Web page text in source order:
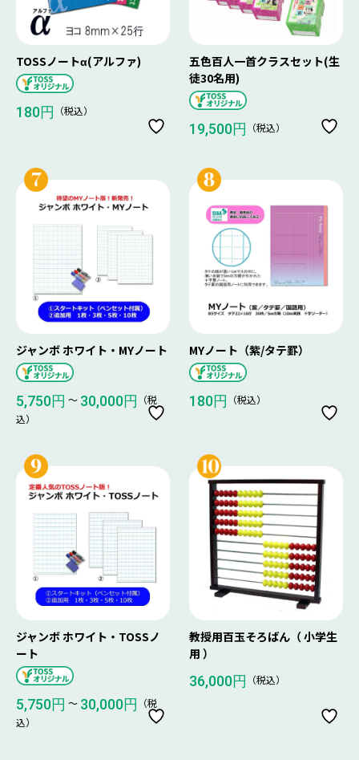
TOSSノートα(アルファ)
180円 （税込）
五色百人一首クラスセット(生
徒30名用)
19,500円 （税込）
ジャンボ ホワイト・MYノート
5,750円 〜 30,000円 （税
込）
MYノート（紫/タテ罫）
180円 （税込）
ジャンボ ホワイト・TOSSノ
ート
5,750円 〜 30,000円 （税
込）
教授用百玉そろばん（ 小学生
用 ）
36,000円 （税込）